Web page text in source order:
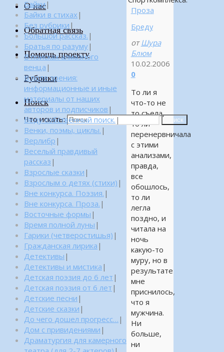
О нас
Обратная связь
Помощь проекту
Рубрики
Поиск
Что искать: Поиск
Проза
Бреду
от Шура
Блюм
10.02.2006
0
То ли я
что-то не
то съела,
то ли
перенервничала
с этими
анализами,
правда,
все
обошлось,
то ли
легла
поздно, и
читала на
ночь
какую-то
муру, но в
результате
мне
приснилось,
что я
мужчина.
Ни
больше,
ни
Байки|
Байки в стихах |
Без рубрики |
Большой рассказ. |
Братья по разуму|
В поисках алмазного
венца |
В поле зрения:
информационные и иные
материалы от наших
авторов и подписчиков |
Веду собственный поиск. |
Венки, поэмы, циклы. |
Верлибр |
Веселый правдивый
рассказ |
Взрослые сказки |
Взрослым о детях (стихи) |
Вне конкурса. Поэзия. |
Вне конкурса. Проза. |
Восточные формы |
Время полной луны |
Гарики (четверостишья) |
Гражданская лирика |
Детективы |
Детективы и мистика |
Детская поэзия до 6 лет |
Детская поэзия от 6 лет |
Детские песни |
Детские сказки |
До чего дошел прогресс… |
Дом с привидениями |
Драматургия для камерного